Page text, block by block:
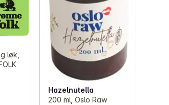
løk,
Hazelnutella
200 ml, Oslo Raw